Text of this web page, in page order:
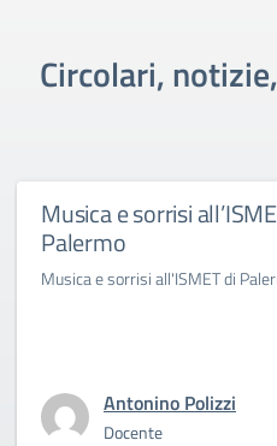
Circolari,
Musica e sorrisi
Palermo
Musica e sorrisi all'ISMET di
Antonino Polizzi
Docente